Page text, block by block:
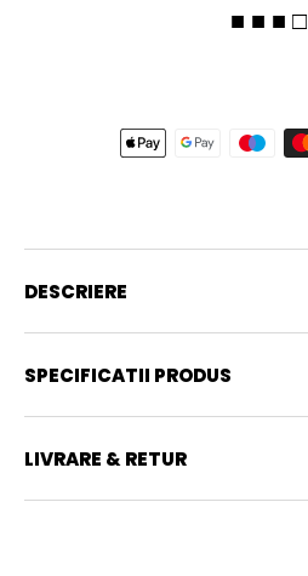
■ ■ ■ □
DESCRIERE
SPECIFICATII PRODUS
LIVRARE & RETUR